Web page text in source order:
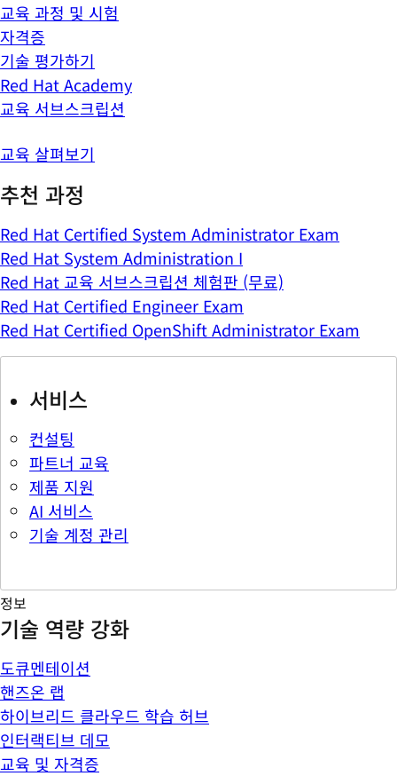
교육 과정 및 시험
자격증
기술 평가하기
Red Hat Academy
교육 서브스크립션
교육 살펴보기
추천 과정
Red Hat Certified System Administrator Exam
Red Hat System Administration I
Red Hat 교육 서브스크립션 체험판 (무료)
Red Hat Certified Engineer Exam
Red Hat Certified OpenShift Administrator Exam
서비스
컨설팅
파트너 교육
제품 지원
AI 서비스
기술 계정 관리
정보
기술 역량 강화
도큐멘테이션
핸즈온 랩
하이브리드 클라우드 학습 허브
인터랙티브 데모
교육 및 자격증